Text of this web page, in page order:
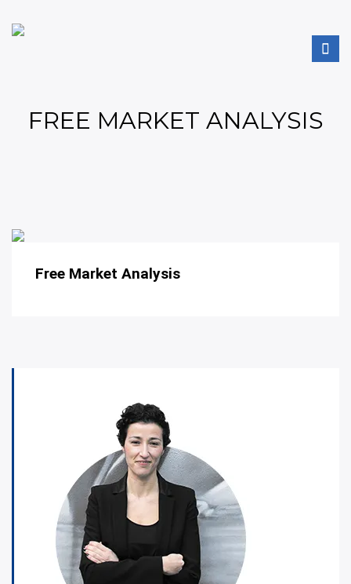
FREE MARKET ANALYSIS
Free Market Analysis